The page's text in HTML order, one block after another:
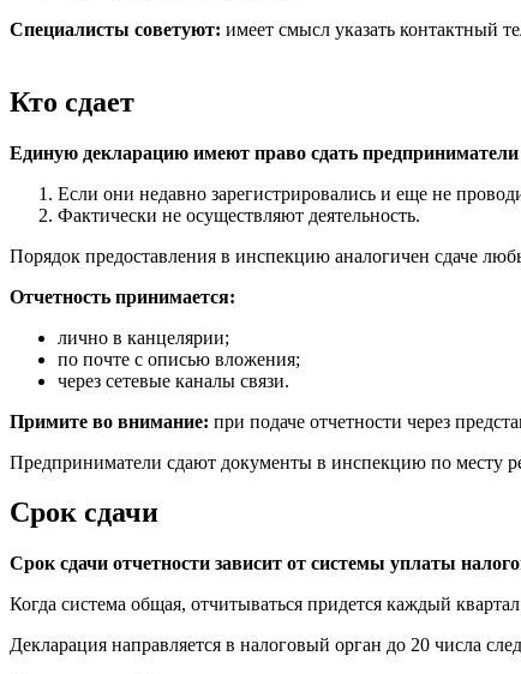
Специалисты советуют: имеет смысл указать контактный
Кто сдает
Единую декларацию имеют право сдать
Если они недавно зарегистрировались и еще не
Фактически не осуществляют деятельность.
Порядок предоставления в инспекцию аналогичен сдаче
Отчетность принимается:
лично в канцелярии;
по почте с описью вложения;
через сетевые каналы связи.
Примите во внимание: при подаче отчетности через
Предприниматели сдают документы в инспекцию по месту
Срок сдачи
Срок сдачи отчетности зависит от системы уплаты
Когда система общая, отчитываться придется каждый
Декларация направляется в налоговый орган до 20 числа